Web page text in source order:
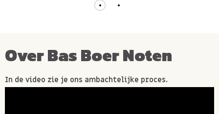
Over Bas Boer Noten
In de video zie je ons ambachtelijke proces.